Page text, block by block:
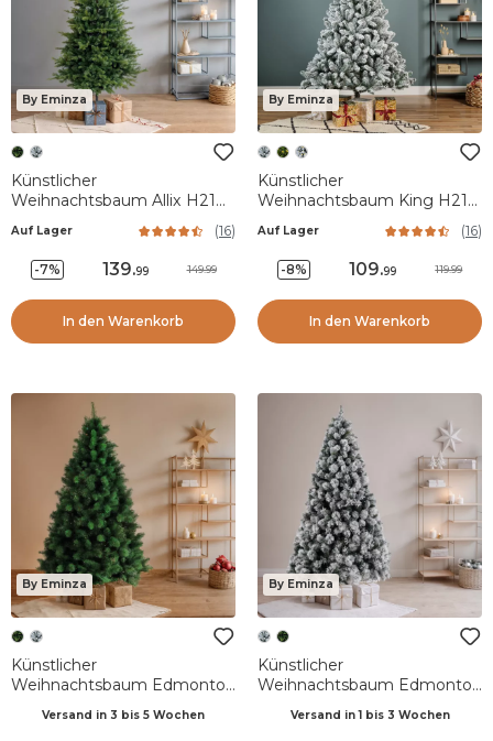
By Eminza
Künstlicher
Weihnachtsbaum Allix H210
Auf Lager (16)
-7% 139.99 149.99
In den Warenkorb
By Eminza
Künstlicher
Weihnachtsbaum King H210
Auf Lager (16)
-8% 109.99 119.99
In den Warenkorb
By Eminza
Künstlicher
Weihnachtsbaum Edmonton
Versand in 3 bis 5 Wochen
By Eminza
Künstlicher
Weihnachtsbaum Edmonton
Versand in 1 bis 3 Wochen